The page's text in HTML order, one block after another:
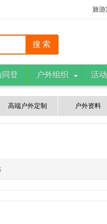
旅游
同登 户外组织 活
高端户外定制 户外资料